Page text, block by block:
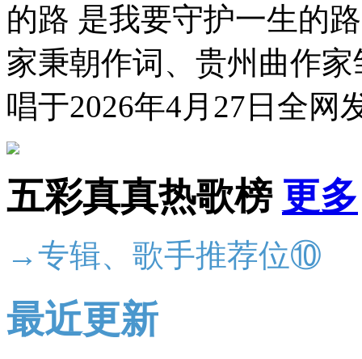
的路 是我要守护一生的
家秉朝作词、贵州曲作
唱于2026年4月27日全网
五彩真真热歌榜 更多
→专辑、歌手推荐位⑩
最近更新